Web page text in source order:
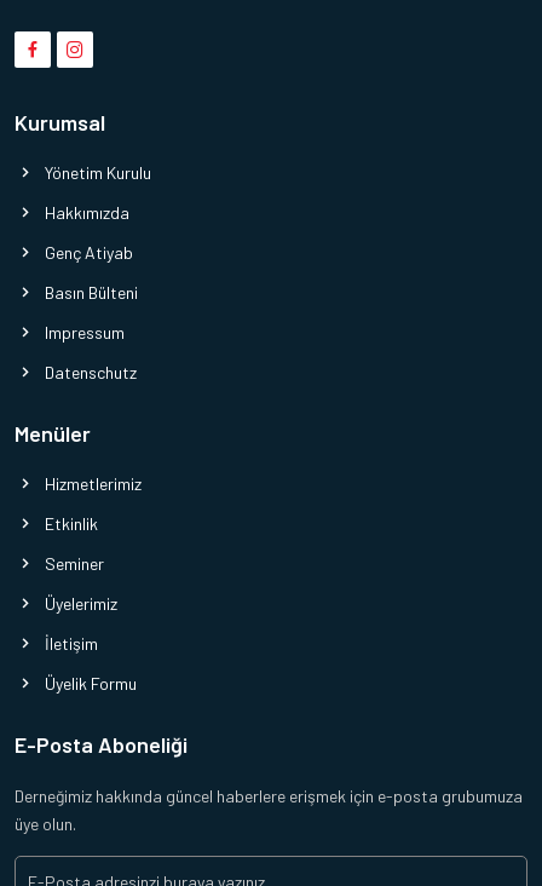
Kurumsal
Yönetim Kurulu
Hakkımızda
Genç Atiyab
Basın Bülteni
Impressum
Datenschutz
Menüler
Hizmetlerimiz
Etkinlik
Seminer
Üyelerimiz
İletişim
Üyelik Formu
E-Posta Aboneliği
Derneğimiz hakkında güncel haberlere erişmek için e-posta grubumuza
üye olun.